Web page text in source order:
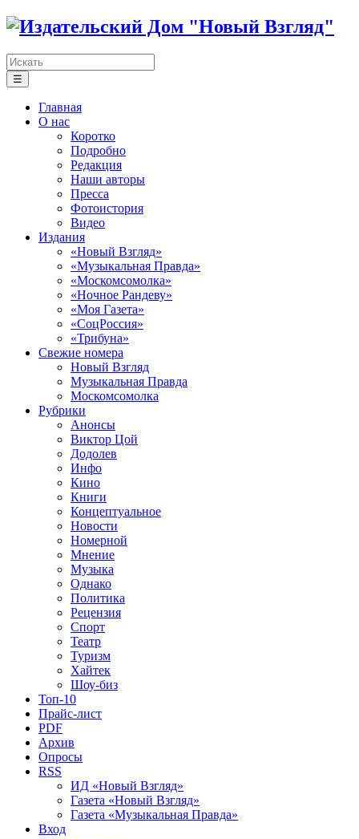
☰
Главная
О нас
Коротко
Подробно
Редакция
Наши авторы
Пресса
Фотоистория
Видео
Издания
«Новый Взгляд»
«Музыкальная Правда»
«Москомсомолка»
«Ночное Рандеву»
«Моя Газета»
«СоцРоссия»
«Трибуна»
Свежие номера
Новый Взгляд
Музыкальная Правда
Москомсомолка
Рубрики
Анонсы
Виктор Цой
Додолев
Инфо
Кино
Книги
Концептуальное
Новости
Номерной
Мнение
Музыка
Однако
Политика
Рецензия
Спорт
Театр
Туризм
Хайтек
Шоу-биз
Топ-10
Прайс-лист
PDF
Архив
Опросы
RSS
ИД «Новый Взгляд»
Газета «Новый Взгляд»
Газета «Музыкальная Правда»
Вход